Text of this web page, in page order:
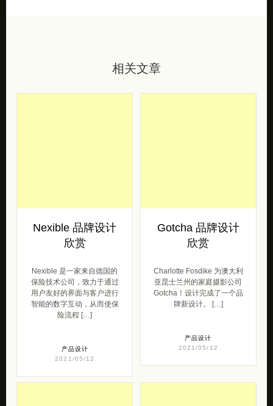
相关文章
Nexible 品牌设计
欣赏
Nexible 是一家来自德国的
保险技术公司，致力于通过
用户友好的界面与客户进行
智能的数字互动，从而使保
险流程 […]
产品设计
2021/05/12
Gotcha 品牌设计
欣赏
Charlotte Fosdike 为澳大利
亚昆士兰州的家庭摄影公司
Gotcha！设计完成了一个品
牌新设计。 […]
产品设计
2021/05/12